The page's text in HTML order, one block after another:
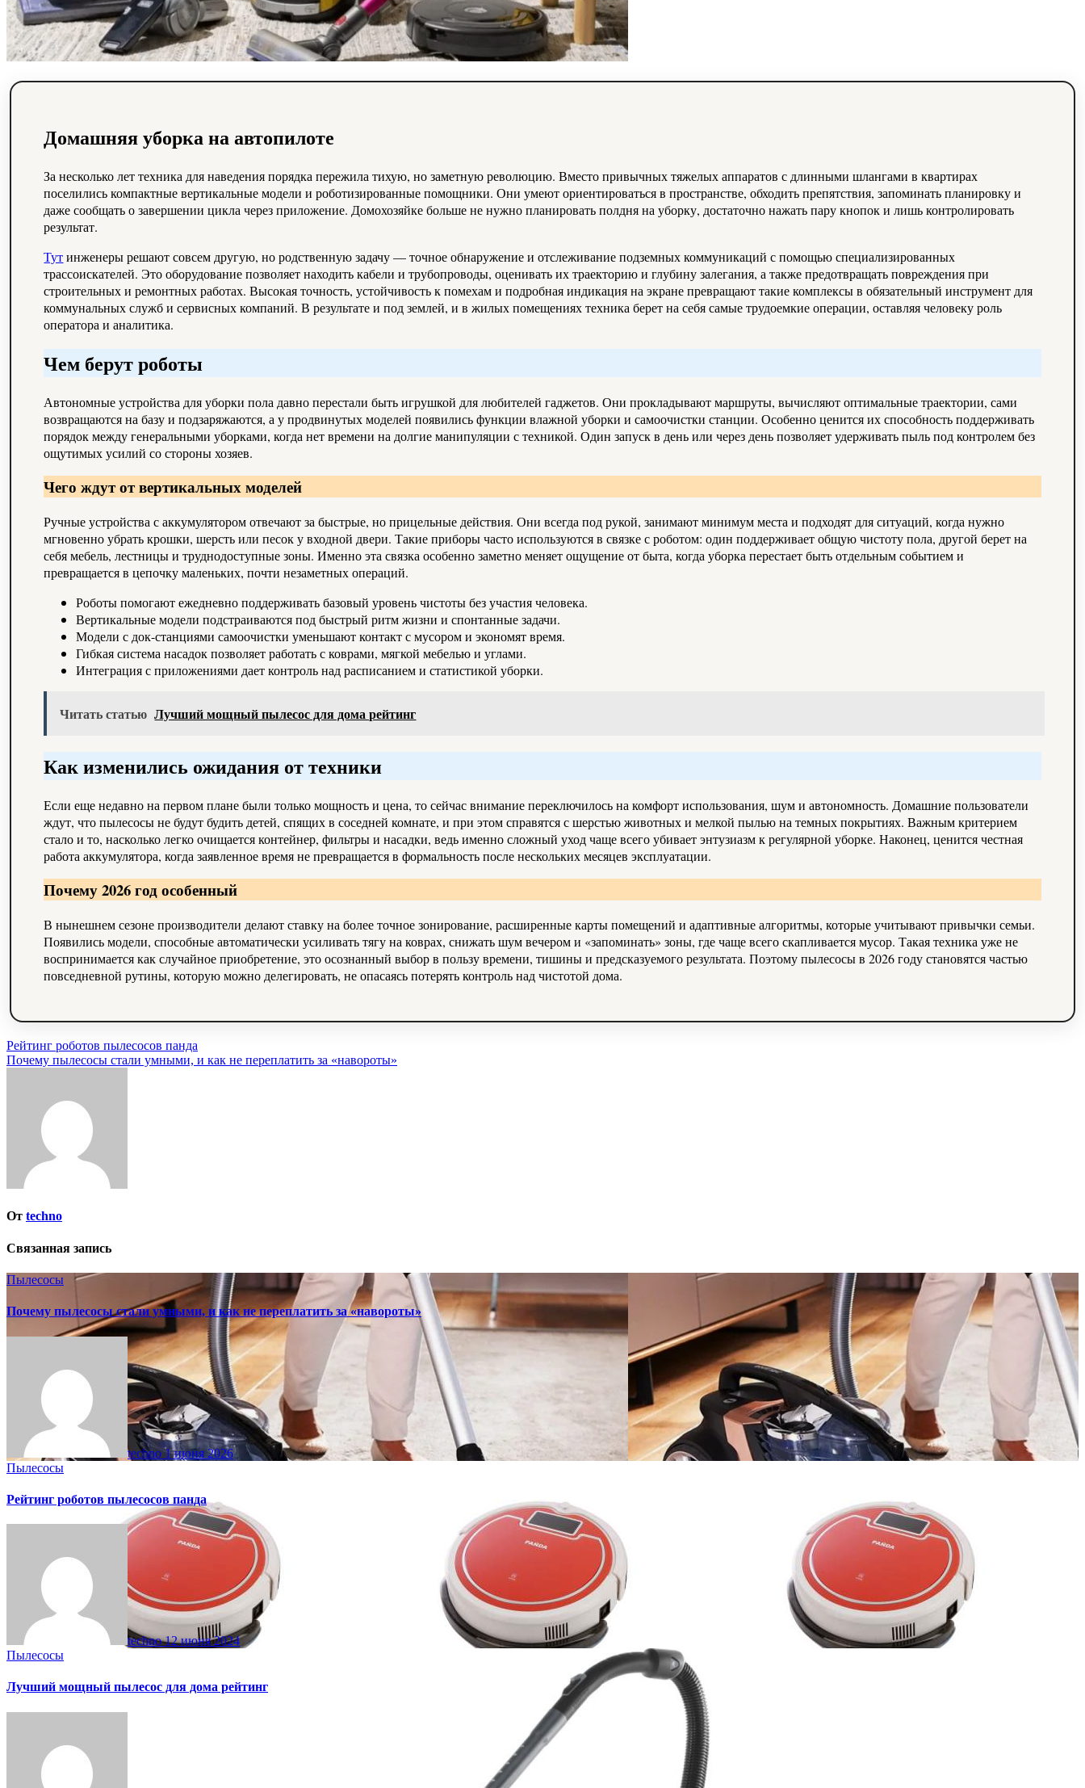
Домашняя уборка на автопилоте
За несколько лет техника для наведения порядка пережила тихую, но заметную революцию. Вместо привычных тяжелых аппаратов с длинными шлангами в квартирах
поселились компактные вертикальные модели и роботизированные помощники. Они умеют ориентироваться в пространстве, обходить препятствия, запоминать планировку и
даже сообщать о завершении цикла через приложение. Домохозяйке больше не нужно планировать полдня на уборку, достаточно нажать пару кнопок и лишь контролировать
результат.
Тутинженеры решают совсем другую, но родственную задачу — точное обнаружение и отслеживание подземных коммуникаций с помощью специализированных
трассоискателей. Это оборудование позволяет находить кабели и трубопроводы, оценивать их траекторию и глубину залегания, а также предотвращать повреждения при
строительных и ремонтных работах. Высокая точность, устойчивость к помехам и подробная индикация на экране превращают такие комплексы в обязательный инструмент для
коммунальных служб и сервисных компаний. В результате и под землей, и в жилых помещениях техника берет на себя самые трудоемкие операции, оставляя человеку роль
оператора и аналитика.
Чем берут роботы
Автономные устройства для уборки пола давно перестали быть игрушкой для любителей гаджетов. Они прокладывают маршруты, вычисляют оптимальные траектории, сами
возвращаются на базу и подзаряжаются, а у продвинутых моделей появились функции влажной уборки и самоочистки станции. Особенно ценится их способность поддерживать
порядок между генеральными уборками, когда нет времени на долгие манипуляции с техникой. Один запуск в день или через день позволяет удерживать пыль под контролем без
ощутимых усилий со стороны хозяев.
Чего ждут от вертикальных моделей
Ручные устройства с аккумулятором отвечают за быстрые, но прицельные действия. Они всегда под рукой, занимают минимум места и подходят для ситуаций, когда нужно
мгновенно убрать крошки, шерсть или песок у входной двери. Такие приборы часто используются в связке с роботом: один поддерживает общую чистоту пола, другой берет на
себя мебель, лестницы и труднодоступные зоны. Именно эта связка особенно заметно меняет ощущение от быта, когда уборка перестает быть отдельным событием и
превращается в цепочку маленьких, почти незаметных операций.
Роботы помогают ежедневно поддерживать базовый уровень чистоты без участия человека.
Вертикальные модели подстраиваются под быстрый ритм жизни и спонтанные задачи.
Модели с док-станциями самоочистки уменьшают контакт с мусором и экономят время.
Гибкая система насадок позволяет работать с коврами, мягкой мебелью и углами.
Интеграция с приложениями дает контроль над расписанием и статистикой уборки.
Читать статью Лучший мощный пылесос для дома рейтинг
Как изменились ожидания от техники
Если еще недавно на первом плане были только мощность и цена, то сейчас внимание переключилось на комфорт использования, шум и автономность. Домашние пользователи
ждут, что пылесосы не будут будить детей, спящих в соседней комнате, и при этом справятся с шерстью животных и мелкой пылью на темных покрытиях. Важным критерием
стало и то, насколько легко очищается контейнер, фильтры и насадки, ведь именно сложный уход чаще всего убивает энтузиазм к регулярной уборке. Наконец, ценится честная
работа аккумулятора, когда заявленное время не превращается в формальность после нескольких месяцев эксплуатации.
Почему 2026 год особенный
В нынешнем сезоне производители делают ставку на более точное зонирование, расширенные карты помещений и адаптивные алгоритмы, которые учитывают привычки семьи.
Появились модели, способные автоматически усиливать тягу на коврах, снижать шум вечером и «запоминать» зоны, где чаще всего скапливается мусор. Такая техника уже не
воспринимается как случайное приобретение, это осознанный выбор в пользу времени, тишины и предсказуемого результата. Поэтому пылесосы в 2026 году становятся частью
повседневной рутины, которую можно делегировать, не опасаясь потерять контроль над чистотой дома.
Навигация
по
Рейтинг роботов пылесосов панда
Почему пылесосы стали умными, и как не переплатить за «навороты»
От techno
Связанная запись
Пылесосы
Почему пылесосы стали умными, и как не переплатить за «навороты»
techno1 июня 2026
Пылесосы
Рейтинг роботов пылесосов панда
techno12 июня 2024
Пылесосы
Лучший мощный пылесос для дома рейтинг